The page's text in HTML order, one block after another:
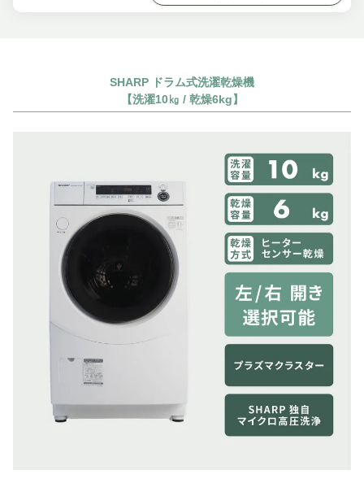
SHARP ドラム式洗濯乾燥機
【洗濯10㎏ / 乾燥6kg】